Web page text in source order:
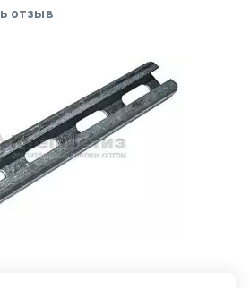
отзыв